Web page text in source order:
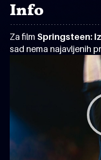
Info
Za film Springsteen:
sad nema najavljenih